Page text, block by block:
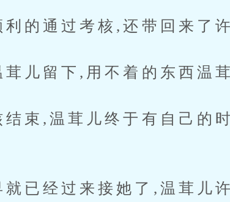
通过考核,还带回来了许
留下,用不着的东西温茸
,温茸儿终于有自己的时
经过来接她了,温茸儿许